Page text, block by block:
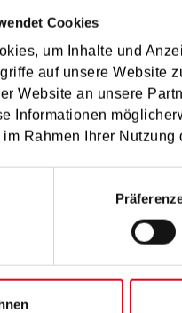
Cookies
um Inhalte und
auf unsere Website
Website an unsere
Informationen
Rahmen Ihrer
wo sich Menschen
im Unterricht auf jeden
wird das